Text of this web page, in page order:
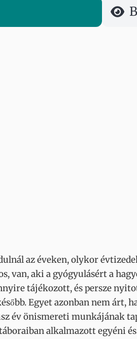
az éveken, olykor
van, aki a gyógyulásért a
tájékozott, és persze
Egyet azonban nem árt,
év önismereti munkájának
alkalmazott egyéni